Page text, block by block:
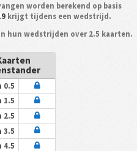
worden berekend op basis
krijgt tijdens een wedstrijd.
hun wedstrijden over 2.5 kaarten.
0.5
1.5
2.5
3.5
4.5